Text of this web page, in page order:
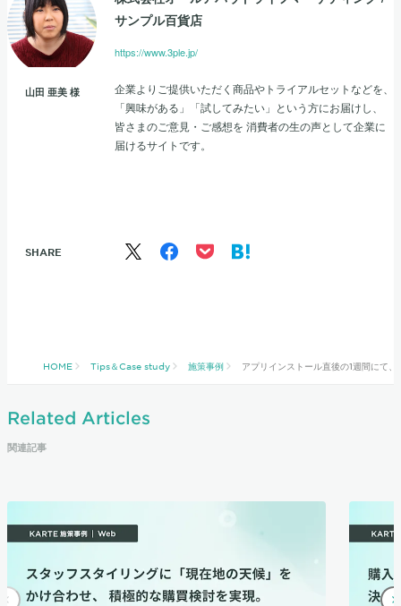
山田 亜美様
サンプル百貨店
https://www.3ple.jp/
企業よりご提供いただく商品やトライアルセットなどを、
「興味がある」「試してみたい」という方にお届けし、
皆さまのご意見・ご感想を 消費者の生の声として企業に
届けるサイトです。
SHARE
HOME Tips＆Case study 施策事例 アプリインストール直後の1週間にて
Related Articles
関連記事